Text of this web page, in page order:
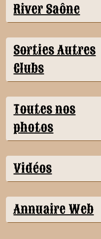
River Saône
Sorties Autres
Clubs
Toutes nos
photos
Vidéos
Annuaire Web